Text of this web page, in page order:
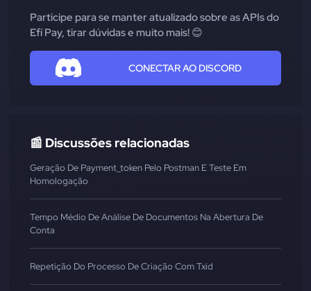
Participe para se manter atualizado sobre as APIs do
Efí Pay, tirar dúvidas e muito mais! 😊
CONECTAR AO DISCORD
📰 Discussões relacionadas
Geração De Payment_token Pelo Postman E Teste Em
Homologação
Tempo Médio De Análise De Documentos Na Abertura De
Conta
Repetição Do Processo De Criação Com Txid